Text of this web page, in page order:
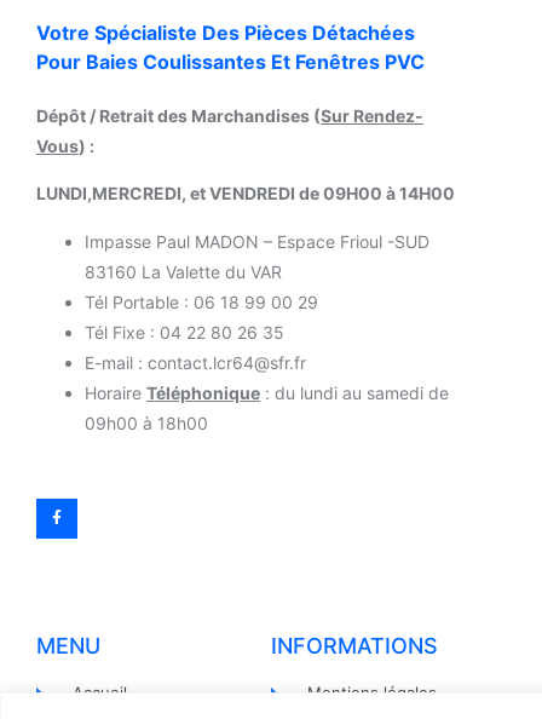
Votre Spécialiste Des Pièces Détachées
Pour Baies Coulissantes Et Fenêtres PVC
Dépôt / Retrait des Marchandises (Sur Rendez-
Vous) :
LUNDI,MERCREDI, et VENDREDI de 09H00 à 14H00
Impasse Paul MADON – Espace Frioul -SUD
83160 La Valette du VAR
Tél Portable : 06 18 99 00 29
Tél Fixe : 04 22 80 26 35
E-mail : contact.lcr64@sfr.fr
Horaire Téléphonique : du lundi au samedi de
09h00 à 18h00
MENU
Accueil
INFORMATIONS
Mentions légales